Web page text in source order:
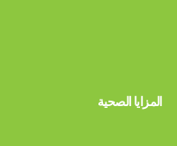
المزايا الصحية